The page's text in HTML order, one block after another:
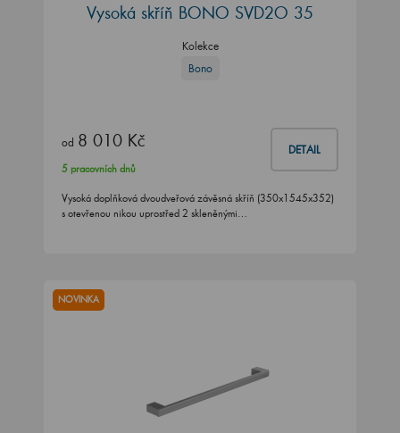
Vysoká skříň BONO SVD2O 35
Kolekce
Bono
od 8 010 Kč DETAIL
5 pracovních dnů
Vysoká doplňková dvoudveřová závěsná skříň (350x1545x352)
s otevřenou nikou uprostřed 2 skleněnými…
NOVINKA